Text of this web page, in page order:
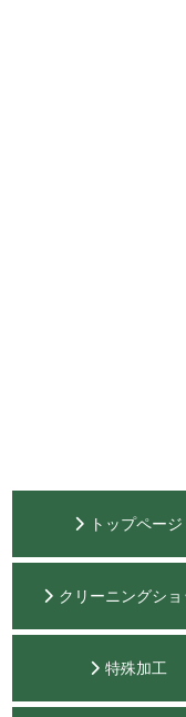
トップページ
クリーニングシ
特殊加工